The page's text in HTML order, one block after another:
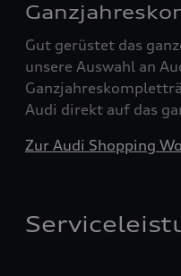
Gut gerüstet das
unsere Auswahl an
Audi direkt auf das
Zur Audi Shopping